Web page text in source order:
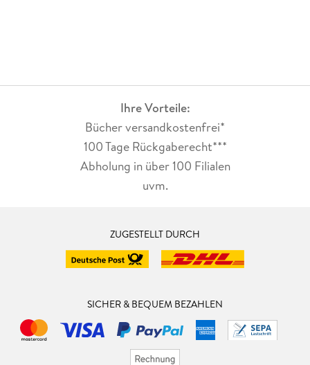
Ihre Vorteile:
Bücher versandkostenfrei*
100 Tage Rückgaberecht***
Abholung in über 100 Filialen
uvm.
ZUGESTELLT DURCH
SICHER & BEQUEM BEZAHLEN